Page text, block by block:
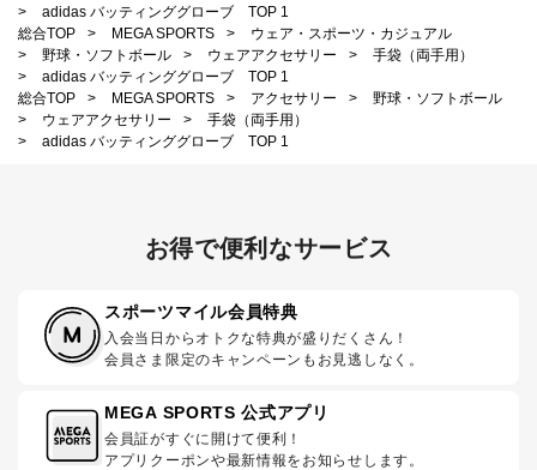
>
adidas バッティンググローブ TOP 1
総合TOP
> MEGA SPORTS >
ウェア・スポーツ・カジュアル
>
野球・ソフトボール > ウェアアクセサリー >
手袋（両手用）
>
adidas バッティンググローブ TOP 1
総合TOP
> MEGA SPORTS > アクセサリー >
野球・ソフトボール
>
ウェアアクセサリー >
手袋（両手用）
>
adidas バッティンググローブ TOP 1
お得で便利なサービス
スポーツマイル会員特典
入会当日からオトクな特典が盛りだくさん！
会員さま限定のキャンペーンもお見逃しなく。
MEGA SPORTS 公式アプリ
会員証がすぐに開けて便利！
アプリクーポンや最新情報をお知らせします。